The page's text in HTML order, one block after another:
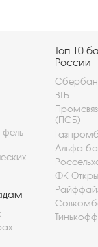
Топ 10
России
ВТБ
(ПСБ)
Альфа-
ФК